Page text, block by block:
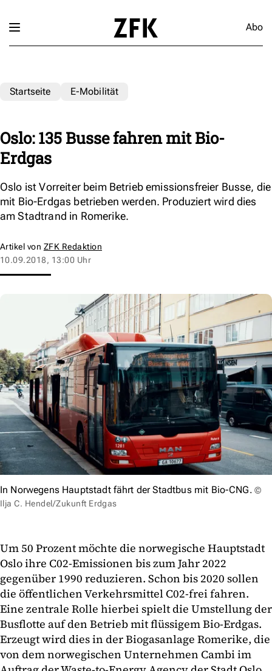
Abo
Startseite E-Mobilität
Oslo: 135 Busse fahren mit Bio-
Erdgas
Oslo ist Vorreiter beim Betrieb emissionsfreier Busse, die
mit Bio-Erdgas betrieben werden. Produziert wird dies
am Stadtrand in Romerike.
Artikel von ZFK Redaktion
10.09.2018, 13:00 Uhr
In Norwegens Hauptstadt fährt der Stadtbus mit Bio-CNG. ©
Ilja C. Hendel/Zukunft Erdgas
Um 50 Prozent möchte die norwegische Hauptstadt
Oslo ihre C02-Emissionen bis zum Jahr 2022
gegenüber 1990 reduzieren. Schon bis 2020 sollen
die öffentlichen Verkehrsmittel C02-frei fahren.
Eine zentrale Rolle hierbei spielt die Umstellung der
Busflotte auf den Betrieb mit flüssigem Bio-Erdgas.
Erzeugt wird dies in der Biogasanlage Romerike, die
von dem norwegischen Unternehmen Cambi im